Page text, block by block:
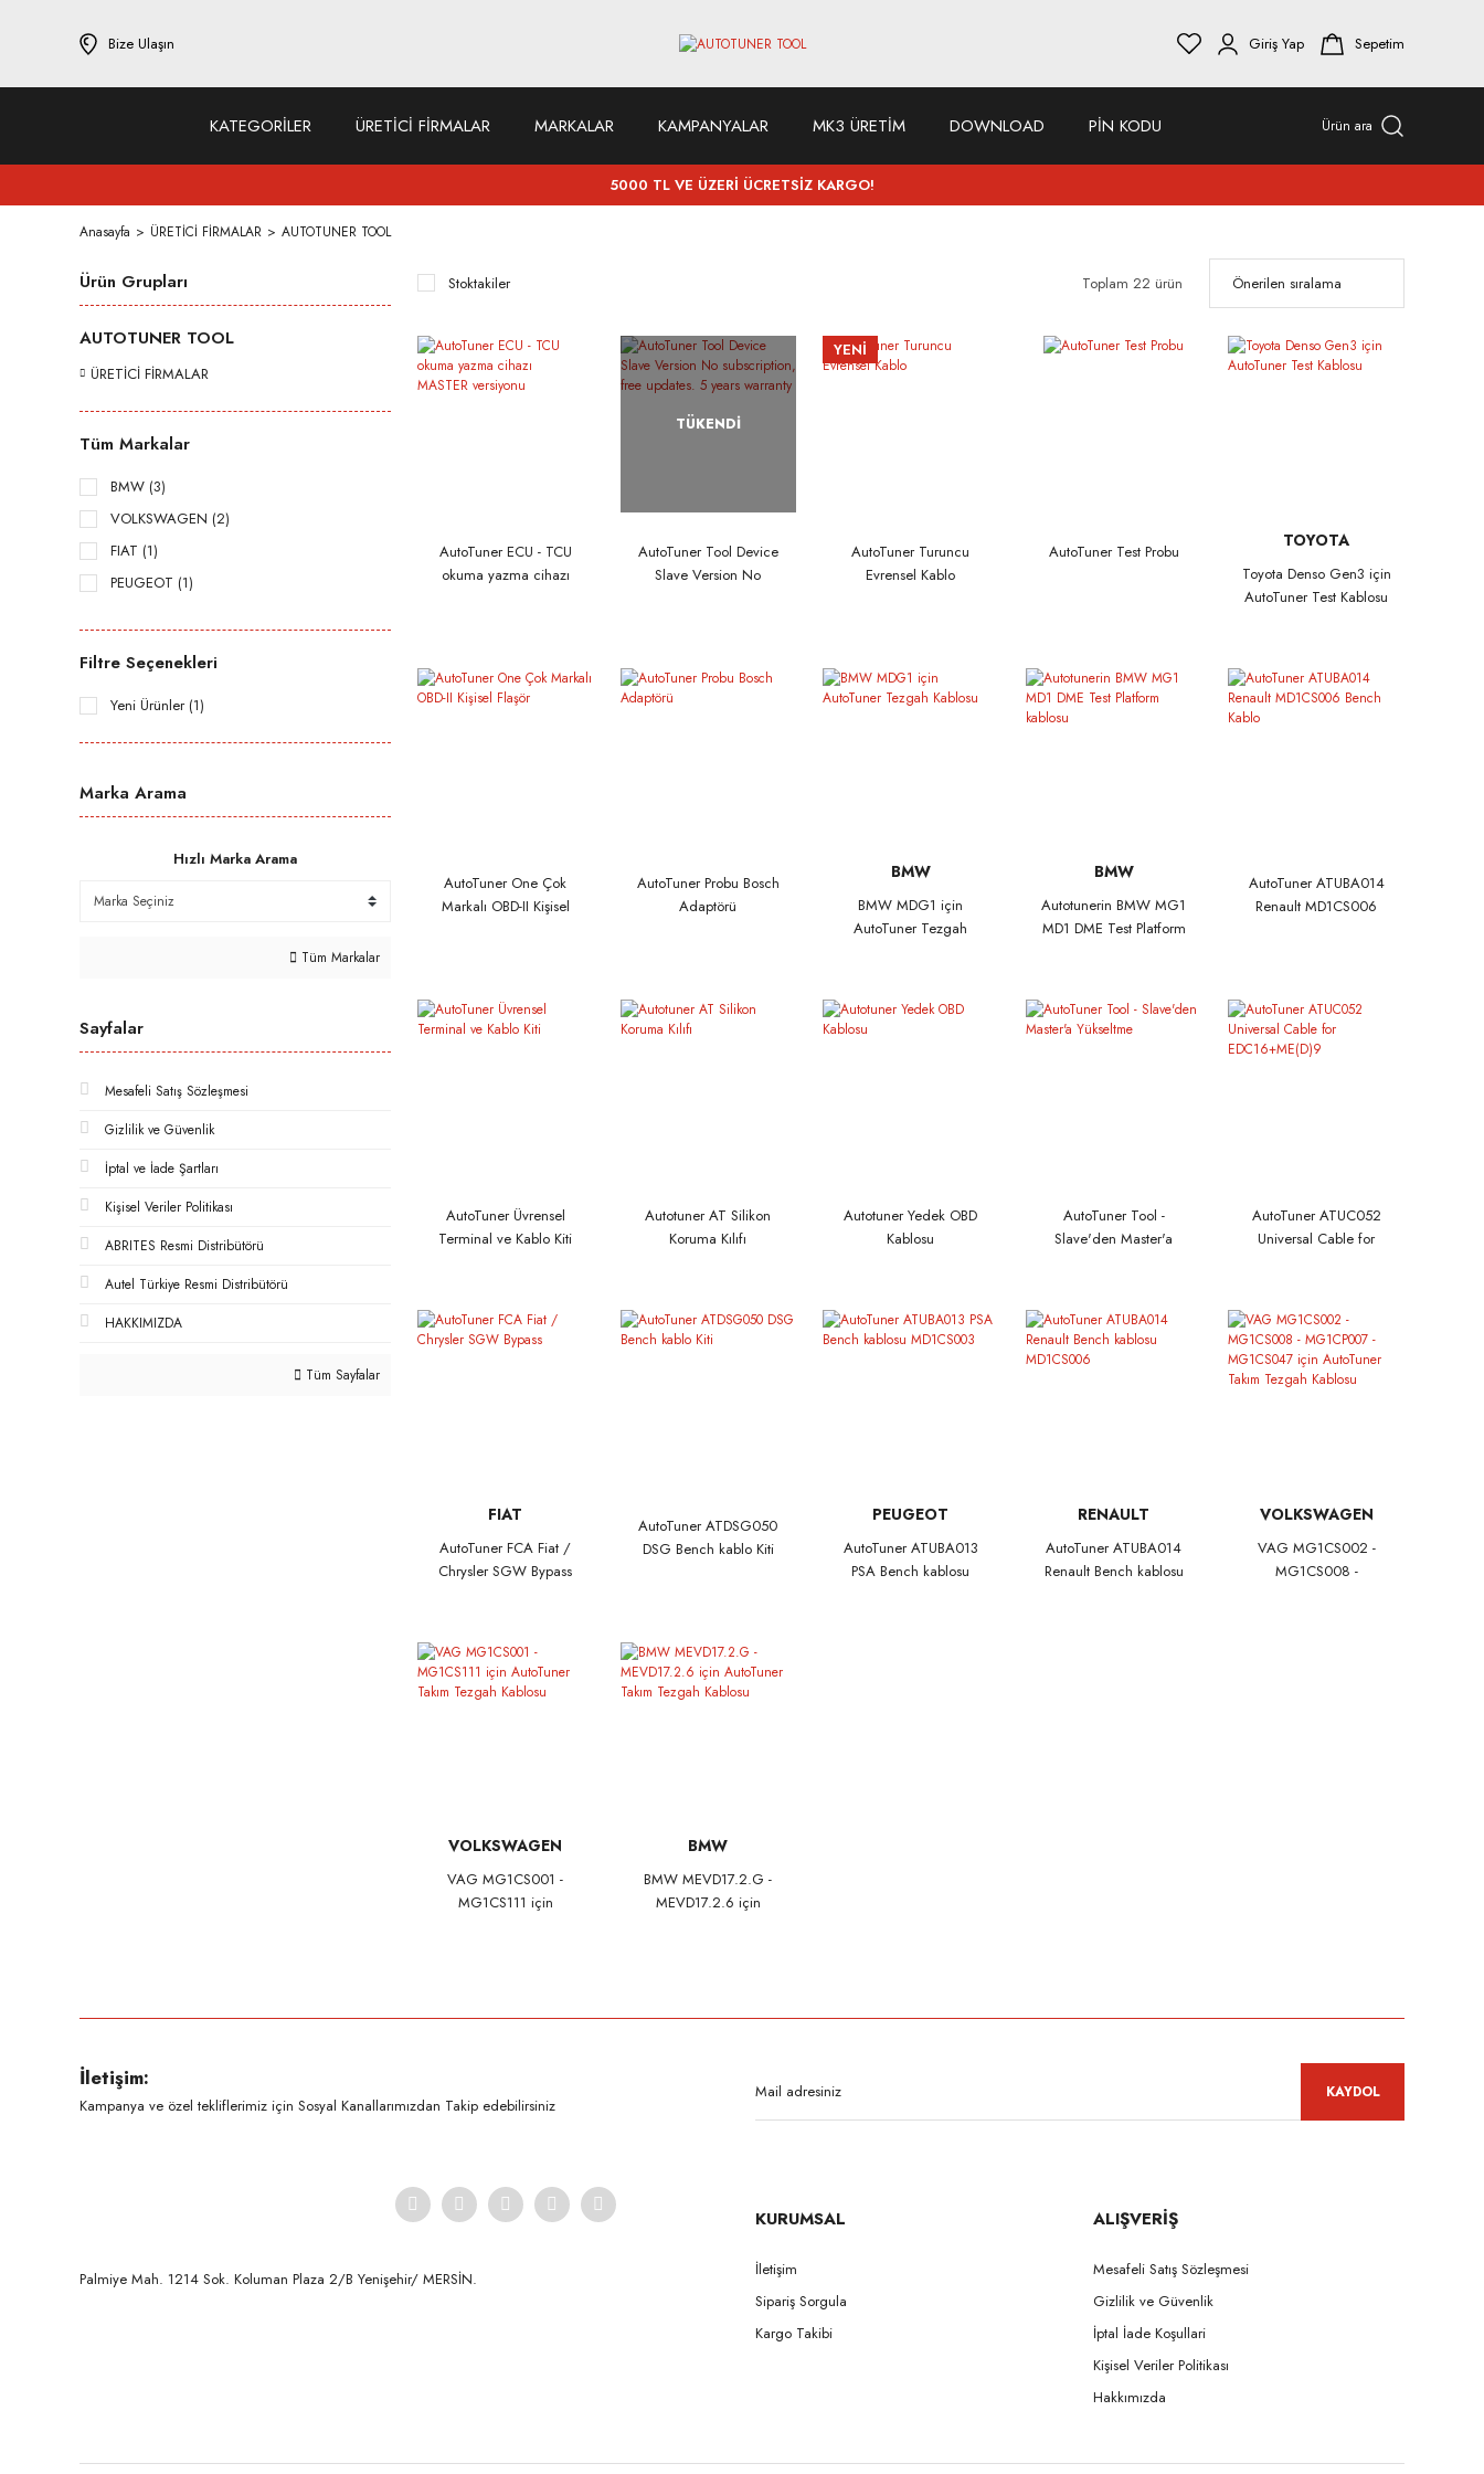
Bize Ulaşın Giriş Yap Sepetim
KATEGORİLER ÜRETİCİ FİRMALAR MARKALAR KAMPANYALAR MK3 ÜRETİM DOWNLOAD PİN KODU Ürün ara
5000 TL VE ÜZERİ ÜCRETSİZ KARGO!
Anasayfa ÜRETİCİ FİRMALAR AUTOTUNER TOOL
Ürün Grupları
AUTOTUNER TOOL
ÜRETİCİ FİRMALAR
Tüm Markalar
BMW (3)
VOLKSWAGEN (2)
FIAT (1)
PEUGEOT (1)
Filtre Seçenekleri
Yeni Ürünler (1)
Marka Arama
Hızlı Marka Arama
Tüm Markalar
Sayfalar
Mesafeli Satış Sözleşmesi
Gizlilik ve Güvenlik
İptal ve İade Şartları
Kişisel Veriler Politikası
ABRITES Resmi Distribütörü
Autel Türkiye Resmi Distribütörü
HAKKIMIZDA
Tüm Sayfalar
Stoktakiler Toplam 22 ürün
AutoTuner ECU - TCU
okuma yazma cihazı
TÜKENDİ
AutoTuner Tool Device
Slave Version No
YENİ
AutoTuner Turuncu
Evrensel Kablo
AutoTuner Test Probu
TOYOTA
Toyota Denso Gen3 için
AutoTuner Test Kablosu
AutoTuner One Çok
Markalı OBD-II Kişisel
AutoTuner Probu Bosch
Adaptörü
BMW
BMW MDG1 için
AutoTuner Tezgah
BMW
Autotunerin BMW MG1
MD1 DME Test Platform
AutoTuner ATUBA014
Renault MD1CS006
AutoTuner Üvrensel
Terminal ve Kablo Kiti
Autotuner AT Silikon
Koruma Kılıfı
Autotuner Yedek OBD
Kablosu
AutoTuner Tool -
Slave'den Master'a
AutoTuner ATUC052
Universal Cable for
FIAT
AutoTuner FCA Fiat /
Chrysler SGW Bypass
AutoTuner ATDSG050
DSG Bench kablo Kiti
PEUGEOT
AutoTuner ATUBA013
PSA Bench kablosu
RENAULT
AutoTuner ATUBA014
Renault Bench kablosu
VOLKSWAGEN
VAG MG1CS002 -
MG1CS008 -
VOLKSWAGEN
VAG MG1CS001 -
MG1CS111 için
BMW
BMW MEVD17.2.G -
MEVD17.2.6 için
İletişim:
Kampanya ve özel tekliflerimiz için Sosyal Kanallarımızdan Takip edebilirsiniz
KAYDOL
Palmiye Mah. 1214 Sok. Koluman Plaza 2/B Yenişehir/ MERSİN.ㅤㅤㅤㅤㅤㅤㅤㅤㅤㅤㅤㅤㅤㅤㅤㅤㅤㅤㅤㅤㅤㅤㅤㅤㅤㅤㅤㅤㅤㅤㅤㅤㅤㅤㅤ ㅤㅤㅤㅤㅤㅤㅤㅤㅤㅤ
KURUMSAL
İletişim
Sipariş Sorgula
Kargo Takibi
ALIŞVERİŞ
Mesafeli Satış Sözleşmesi
Gizlilik ve Güvenlik
İptal İade Koşullari
Kişisel Veriler Politikası
Hakkımızda